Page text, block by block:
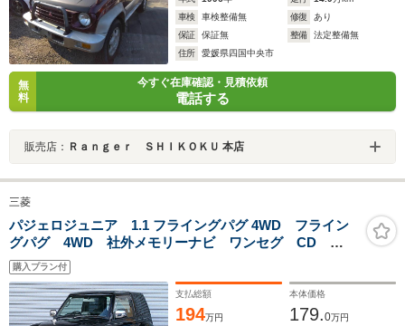
車検
車検整備無 修復
あり
保証
保証無 整備
法定整備無
住所
愛媛県四国中央市
無
料
今すぐ在庫確認・見積依頼
電話する
販売店： Ｒａｎｇｅｒ ＳＨＩＫＯＫＵ 本店
三菱
パジェロジュニア 1.1 フライングパグ 4WD フライン
グパグ 4WD 社外メモリーナビ ワンセグ CD
ETC タイミングベルト ウォーターポンプ交換済み
キーレス 15インチアルミ
購入プラン付
支払総額
194万円
本体価格
179.0万円